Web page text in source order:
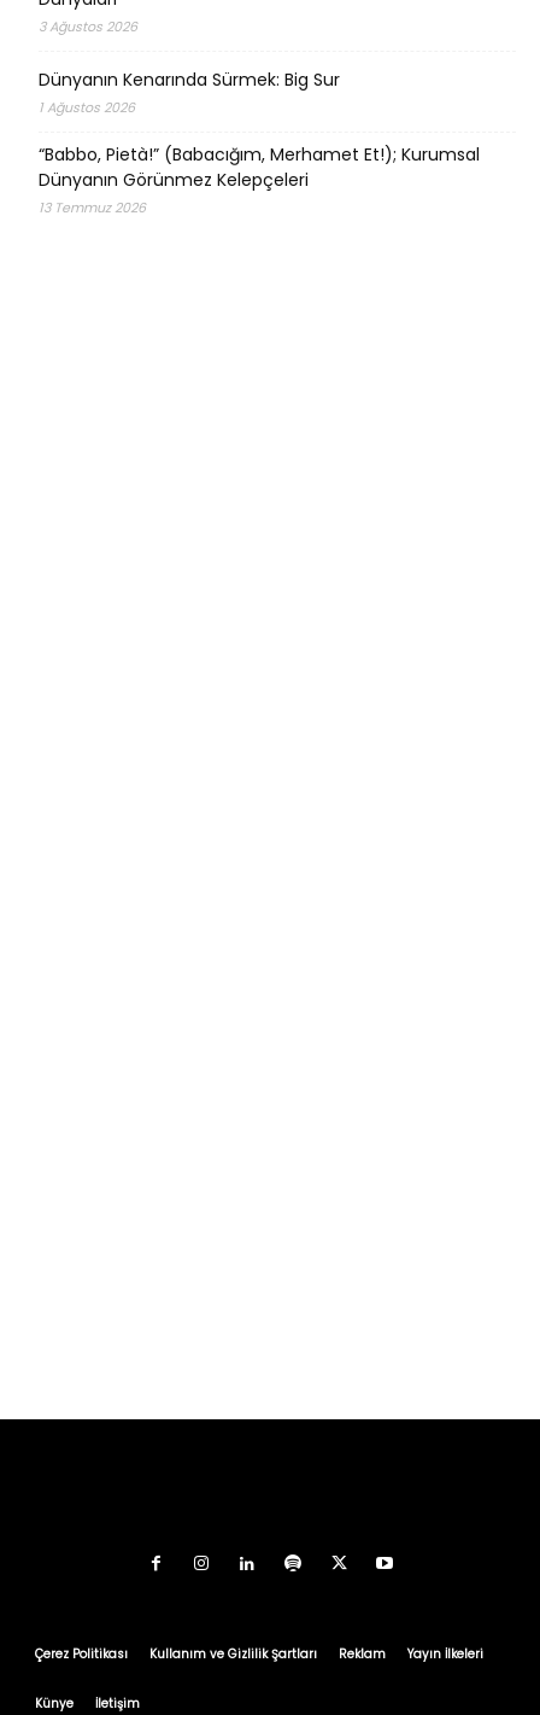
3 Ağustos 2026
Dünyanın Kenarında Sürmek: Big Sur
1 Ağustos 2026
“Babbo, Pietà!” (Babacığım, Merhamet Et!); Kurumsal
Dünyanın Görünmez Kelepçeleri
13 Temmuz 2026
Çerez Politikası Kullanım ve Gizlilik Şartları Reklam Yayın İlkeleri
Künye İletişim